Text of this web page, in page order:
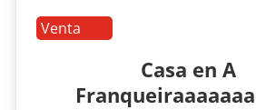
Venta
Casa en A